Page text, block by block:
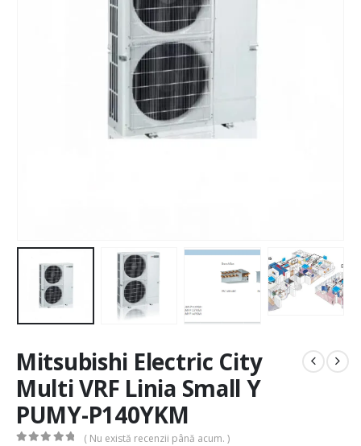
Mitsubishi Electric City
Multi VRF Linia Small Y
PUMY-P140YKM
( Nu există recenzii până acum. )